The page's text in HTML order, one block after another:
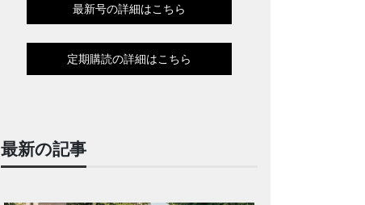
最新号の詳細はこちら
定期購読の詳細はこちら
最新の記事